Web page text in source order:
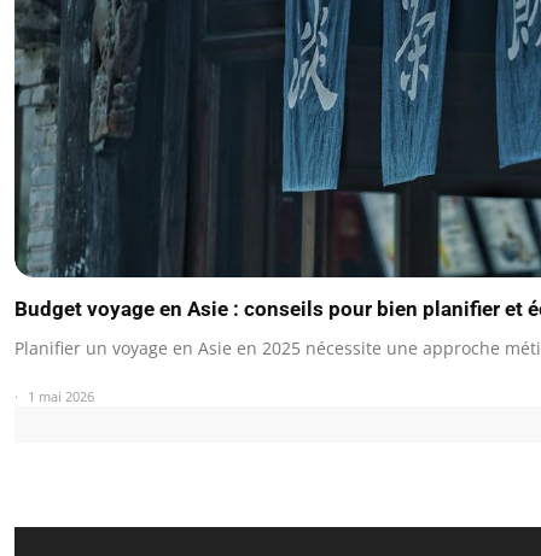
Budget voyage en Asie : conseils pour bien planifier et
Planifier un voyage en Asie en 2025 nécessite une approche
1 mai 2026